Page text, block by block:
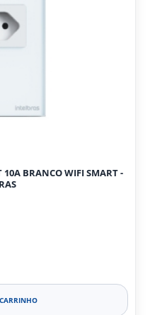
BRANCO WIFI SMART -